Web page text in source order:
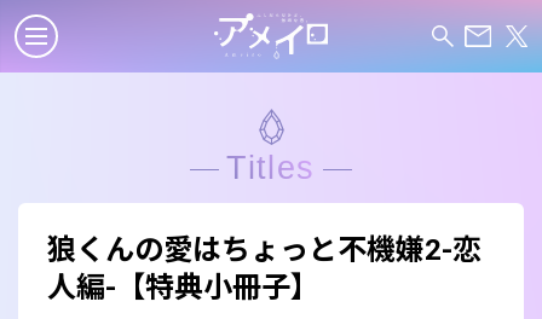
Titles
狼くんの愛はちょっと不機嫌2-恋
人編-【特典小冊子】